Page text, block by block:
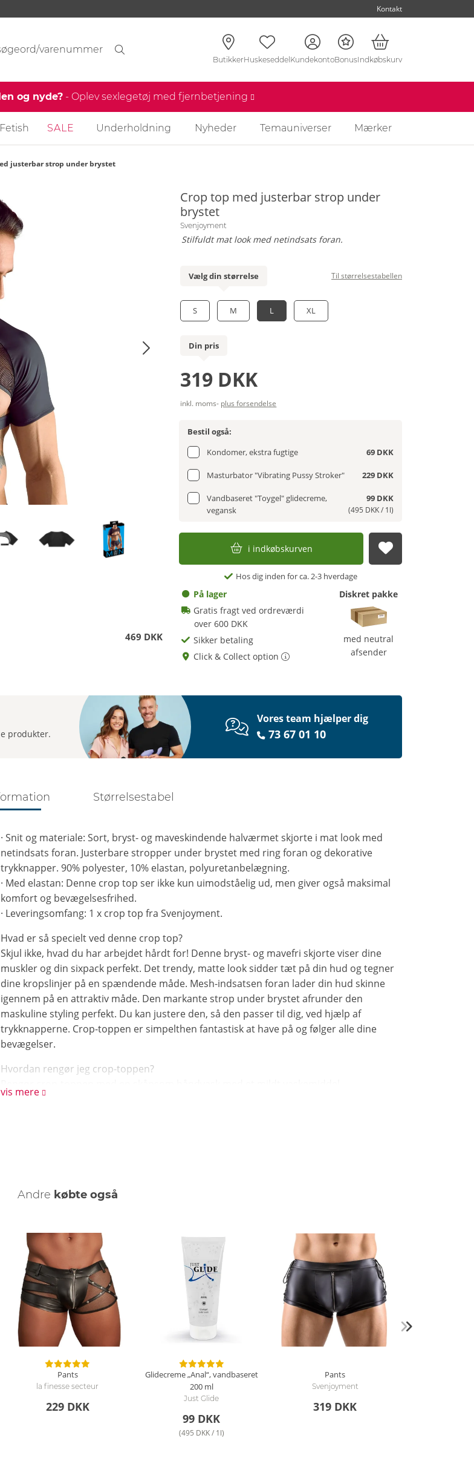
Kontakt
ButikkerHuskeseddelKundekontoBonusIndkøbskurv
og nyde?- Oplev sexlegetøj med fjernbetjening
Fetish SALE Underholdning Nyheder Temauniverser Mærker
justerbar strop under brystet
469 DKK
Crop top med justerbar strop under
brystet
Svenjoyment
Stilfuldt mat look med netindsats foran.
Vælg din størrelse
S M L XL
Til størrelsestabellen
Din pris
319 DKK
inkl. moms- plus forsendelse
Bestil også:
Kondomer, ekstra fugtige
69 DKK
Masturbator "Vibrating Pussy Stroker" 229 DKK
Vandbaseret "Toygel" glidecreme,
vegansk
99 DKK
(495 DKK / 1l)
i indkøbskurven afsend
Hos dig inden for ca. 2-3 hverdage
På lager
Gratis fragt ved ordreværdi
over 600 DKK
Sikker betaling
Click & Collect option
Diskret pakke
med neutral
afsender
produkter.
Vores team hjælper dig
73 67 01 10
Størrelsestabel
· Snit og materiale: Sort, bryst- og maveskindende halværmet skjorte i mat look med
netindsats foran. Justerbare stropper under brystet med ring foran og dekorative
trykknapper. 90% polyester, 10% elastan, polyuretanbelægning.
· Med elastan: Denne crop top ser ikke kun uimodståelig ud, men giver også maksimal
komfort og bevægelsesfrihed.
· Leveringsomfang: 1 x crop top fra Svenjoyment.
Hvad er så specielt ved denne crop top?
Skjul ikke, hvad du har arbejdet hårdt for! Denne bryst- og mavefri skjorte viser dine
muskler og din sixpack perfekt. Det trendy, matte look sidder tæt på din hud og tegner
dine kropslinjer på en spændende måde. Mesh-indsatsen foran lader din hud skinne
igennem på en attraktiv måde. Den markante strop under brystet afrunder den
maskuline styling perfekt. Du kan justere den, så den passer til dig, ved hjælp af
trykknapperne. Crop-toppen er simpelthen fantastisk at have på og følger alle dine
bevægelser.
Hvordan rengør jeg crop-toppen?
vis mere
Andre købte også
Pants
la finesse secteur
229 DKK
Glidecreme „Anal“, vandbaseret
200 ml
Just Glide
99 DKK
(495 DKK / 1l)
Pants
Svenjoyment
319 DKK